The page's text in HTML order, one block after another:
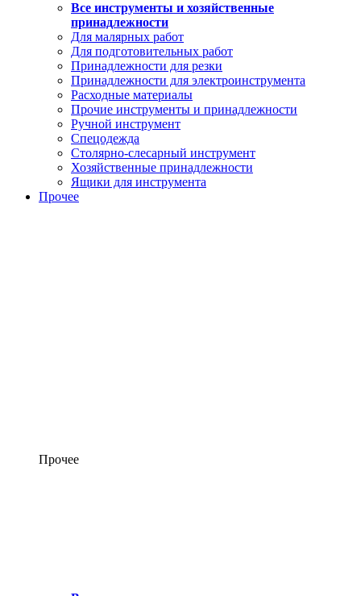
Все инструменты и хозяйственные
принадлежности
Для малярных работ
Для подготовительных работ
Принадлежности для резки
Принадлежности для электроинструмента
Расходные материалы
Прочие инструменты и принадлежности
Ручной инструмент
Спецодежда
Столярно-слесарный инструмент
Хозяйственные принадлежности
Ящики для инструмента
Прочее
Прочее